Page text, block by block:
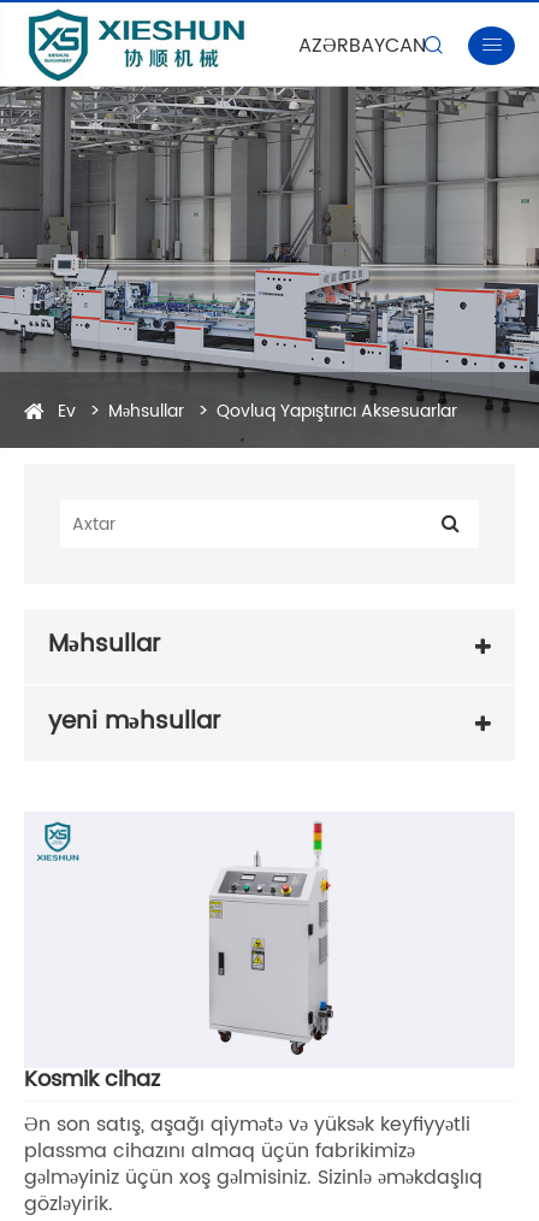
AZƏRBAYCAN 
Ev Məhsullar Qovluq Yapıştırıcı Aksesuarlar
Məhsullar
yeni məhsullar
Kosmik cihaz
Ən son satış, aşağı qiymətə və yüksək keyfiyyətli
plassma cihazını almaq üçün fabrikimizə
gəlməyiniz üçün xoş gəlmisiniz. Sizinlə əməkdaşlıq
gözləyirik.